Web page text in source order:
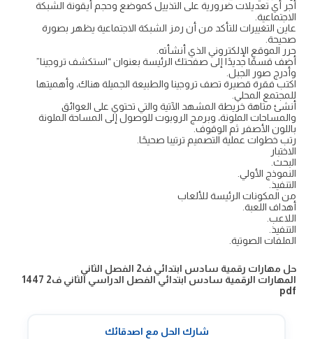
أجر أي تعديلات ضرورية على التذييل كموضع وحجم أيقونة الشبكة
الاجتماعية.
عاين التغييرات للتأكد من أن رمز الشبكة الاجتماعية يظهر بصورة
صحيحة.
حرر الموقع الإلكتروني الذي أنشأته.
أضف قسمًا جديدًا إلى صفحتك الرئيسة بعنوان “استكشف تروجينا”
وأدرج صور الجبل.
اكتب فقرة قصيرة تصف تروجينا والطبيعة الجميلة هناك، وأهميتها
للمجتمع المحلي.
أنشئ متاهة خريطة المشهد الآتية والتي تحتوي على العوائق
والمساحات الملونة، وبرمج الروبوت للوصول إلى المساحة الملونة
باللون الأصفر ثم الوقوف.
رتب خطوات عملية التصميم ترتيبا صحيحًا.
الاختبار
البحث.
النموذج الأولي.
التنفيذ.
من المكونات الرئيسة للألعاب
أهداف اللعبة.
اللاعب.
التنفيذ.
الملفات الصوتية.
حل مهارات رقمية سادس ابتدائي ف2 الفصل الثاني
المهارات الرقمية سادس ابتدائي الفصل الدراسي الثاني ف2 1447
pdf
شارك الحل مع اصدقائك